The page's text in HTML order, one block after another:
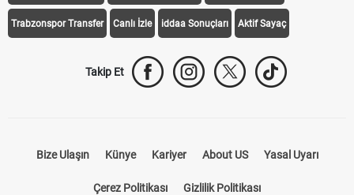
Trabzonspor Transfer Canlı İzle iddaa Sonuçları Aktif Sayaç
Takip Et
Bize Ulaşın Künye Kariyer About US Yasal Uyarı
Çerez Politikası Gizlilik Politikası